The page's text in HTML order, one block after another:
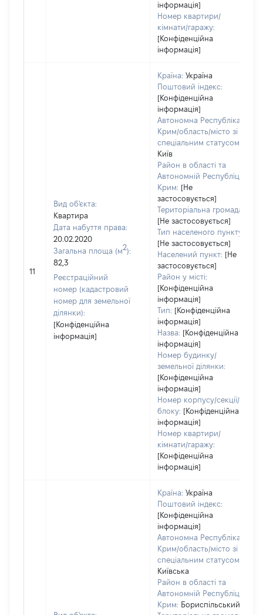
інформація]
Номер квартири/
кімнати/гаражу:
[Конфіденційна
інформація]
11
Вид об'єкта:
Квартира
Дата набуття права:
20.02.2020
Загальна площа (м2):
82,3
Реєстраційний
номер (кадастровий
номер для земельної
ділянки):
[Конфіденційна
інформація]
Країна: Україна
Поштовий індекс:
[Конфіденційна
інформація]
Автономна Республіка
Крим/область/місто зі
спеціальним статусом:
Київ
Район в області та
Автономній Республіці
Крим: [Не
застосовується]
Територіальна громада:
[Не застосовується]
Тип населеного пункту:
[Не застосовується]
Населений пункт: [Не
застосовується]
Район у місті:
[Конфіденційна
інформація]
Тип: [Конфіденційна
інформація]
Назва: [Конфіденційна
інформація]
Номер будинку/
земельної ділянки:
[Конфіденційна
інформація]
Номер корпусу/секції/
блоку: [Конфіденційна
інформація]
Номер квартири/
кімнати/гаражу:
[Конфіденційна
інформація]
Країна: Україна
Поштовий індекс:
[Конфіденційна
інформація]
Автономна Республіка
Крим/область/місто зі
спеціальним статусом:
Київська
Район в області та
Автономній Республіці
Крим: Бориспільський